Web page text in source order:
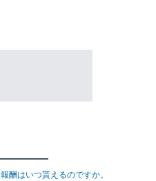
報酬はいつ貰えるのですか。